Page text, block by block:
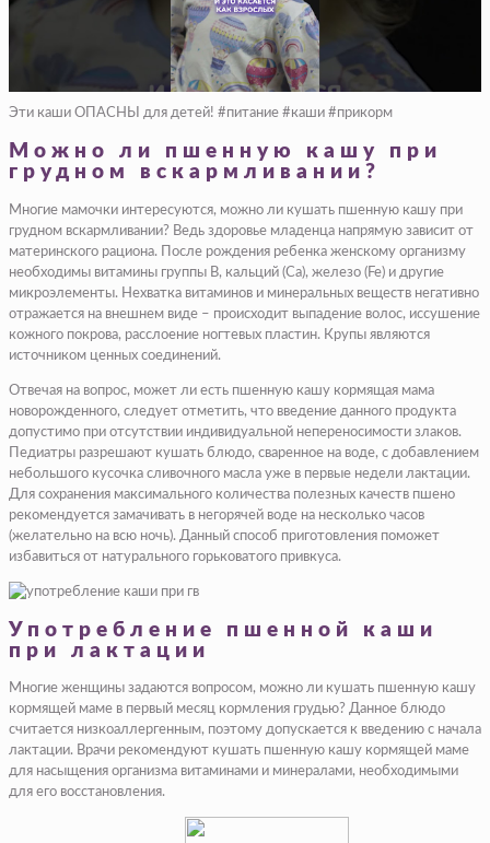
Эти каши ОПАСНЫ для детей! #питание #каши #прикорм
Можно ли пшенную кашу при
грудном вскармливании?
Многие мамочки интересуются, можно ли кушать пшенную кашу при
грудном вскармливании? Ведь здоровье младенца напрямую зависит от
материнского рациона. После рождения ребенка женскому организму
необходимы витамины группы B, кальций (Ca), железо (Fe) и другие
микроэлементы. Нехватка витаминов и минеральных веществ негативно
отражается на внешнем виде – происходит выпадение волос, иссушение
кожного покрова, расслоение ногтевых пластин. Крупы являются
источником ценных соединений.
Отвечая на вопрос, может ли есть пшенную кашу кормящая мама
новорожденного, следует отметить, что введение данного продукта
допустимо при отсутствии индивидуальной непереносимости злаков.
Педиатры разрешают кушать блюдо, сваренное на воде, с добавлением
небольшого кусочка сливочного масла уже в первые недели лактации.
Для сохранения максимального количества полезных качеств пшено
рекомендуется замачивать в негорячей воде на несколько часов
(желательно на всю ночь). Данный способ приготовления поможет
избавиться от натурального горьковатого привкуса.
Употребление пшенной каши
при лактации
Многие женщины задаются вопросом, можно ли кушать пшенную кашу
кормящей маме в первый месяц кормления грудью? Данное блюдо
считается низкоаллергенным, поэтому допускается к введению с начала
лактации. Врачи рекомендуют кушать пшенную кашу кормящей маме
для насыщения организма витаминами и минералами, необходимыми
для его восстановления.